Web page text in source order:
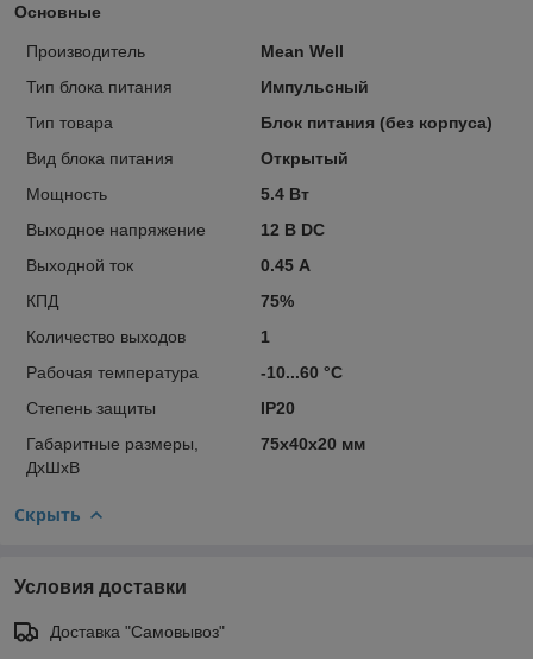
Основные
Производитель
Mean Well
Тип блока питания
Импульсный
Тип товара
Блок питания (без корпуса)
Вид блока питания
Открытый
Мощность
5.4 Вт
Выхoдное напряжение
12 В DC
Выходной ток
0.45 А
КПД
75%
Количество выходов
1
Рабочая температура
-10...60 °C
Степень защиты
IP20
Габаритные размеры,
ДхШхВ
75х40х20 мм
Скрыть
Условия доставки
Доставка "Самовывоз"